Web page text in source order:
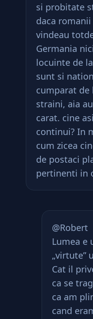
si probitate
daca
vindeau
Germania
locuinte de
sunt si
cumparat
straini, aia
carat. cine
continui? In
cum zicea
de postaci
pertinenti in
@Robert
Lumea e
„virtute”
Cat il
ca se
ca am
cand